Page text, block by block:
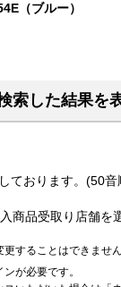
（ブルー）
索した結果を
ております。(50音
商品受取り店舗を
することはできません
が必要です。